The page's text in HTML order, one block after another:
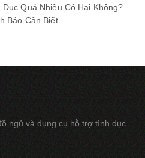
Quá Nhiều Có Hại Không?
Báo Cần Biết
ngủ và dụng cụ hỗ trợ tình dục